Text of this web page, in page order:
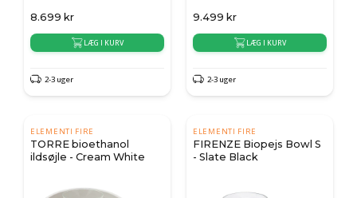
8.699 kr
LÆG I KURV
2-3 uger
9.499 kr
LÆG I KURV
2-3 uger
ELEMENTI FIRE
TORRE bioethanol
ildsøjle - Cream White
ELEMENTI FIRE
FIRENZE Biopejs Bowl S
- Slate Black